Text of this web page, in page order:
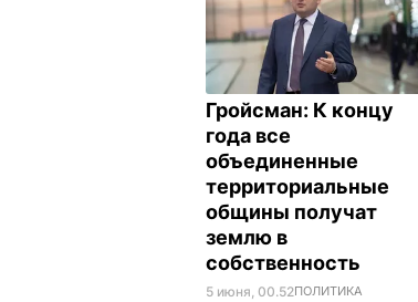
Гройсман: К концу
года все
объединенные
территориальные
общины получат
землю в
собственность
5 июня, 00.52ПОЛИТИКА